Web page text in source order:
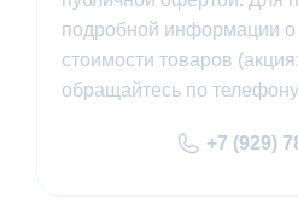
подробной информации о
стоимости товаров
обращайтесь по
+7 (929)